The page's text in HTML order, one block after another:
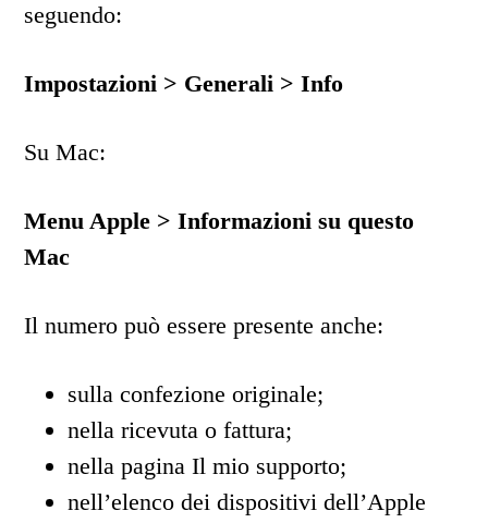
seguendo:
Impostazioni > Generali > Info
Su Mac:
Menu Apple > Informazioni su questo
Mac
Il numero può essere presente anche:
sulla confezione originale;
nella ricevuta o fattura;
nella pagina Il mio supporto;
nell’elenco dei dispositivi dell’Apple